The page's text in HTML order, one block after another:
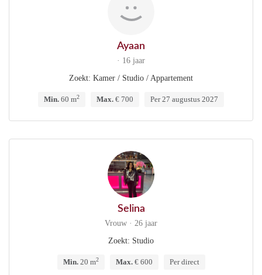
Ayaan
· 16 jaar
Zoekt: Kamer / Studio / Appartement
Min. 60 m2 Max. € 700 Per 27 augustus 2027
Selina
Vrouw · 26 jaar
Zoekt: Studio
Min.20 m2 Max.€ 600 Per direct